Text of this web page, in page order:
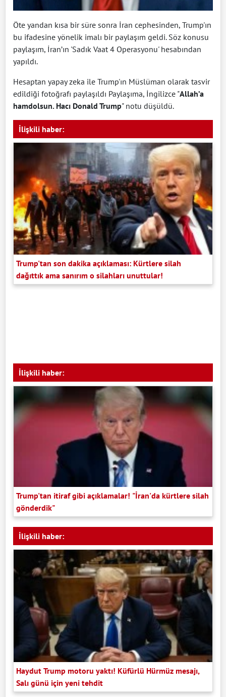
Öte yandan kısa bir süre sonra İran cephesinden, Trump'ın
bu ifadesine yönelik imalı bir paylaşım geldi. Söz konusu
paylaşım, İran’ın 'Sadık Vaat 4 Operasyonu' hesabından
yapıldı.
Hesaptan yapay zeka ile Trump'ın Müslüman olarak tasvir
edildiği fotoğrafı paylaşıldı Paylaşıma, İngilizce "Allah’a
hamdolsun. Hacı Donald Trump" notu düşüldü.
İlişkili haber:
Trump'tan son dakika açıklaması: Kürtlere silah
dağıttık ama sanırım o silahları unuttular!
İlişkili haber:
Trump'tan itiraf gibi açıklamalar! "İran'da kürtlere silah
gönderdik"
İlişkili haber:
Haydut Trump motoru yaktı! Küfürlü Hürmüz mesajı,
Salı günü için yeni tehdit